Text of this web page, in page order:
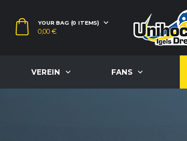
YOUR BAG (0 ITEMS)
0,00€
VEREIN FANS